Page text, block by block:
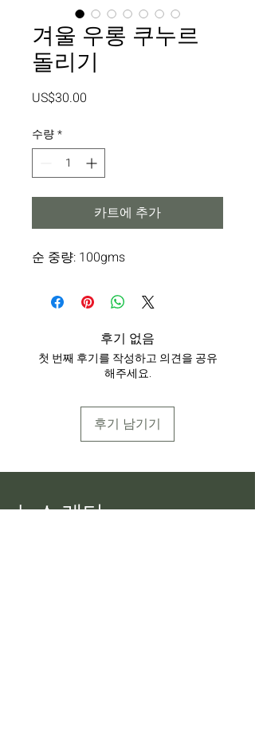
겨울 우롱 쿠누르
돌리기
US$30.00
수량*
카트에 추가
순 중량: 100gms
후기 없음
첫 번째 후기를 작성하고 의견을 공유
해주세요.
후기 남기기
뉴스 레터